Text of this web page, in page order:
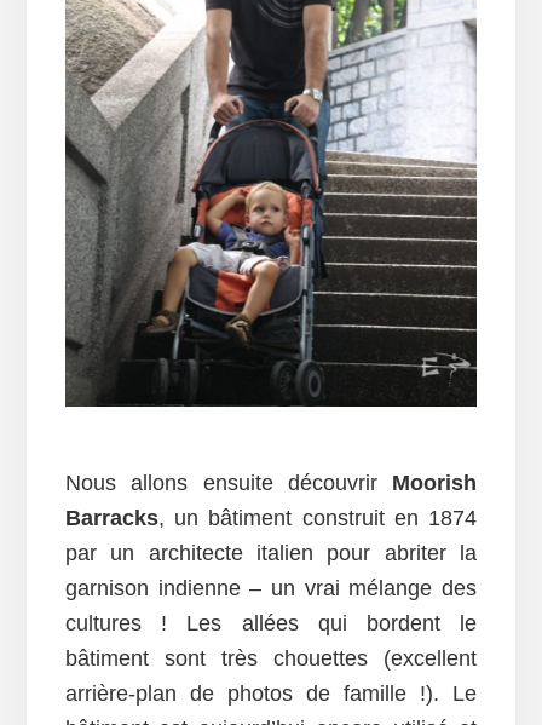
Nous allons ensuite découvrir Moorish
Barracks, un bâtiment construit en 1874
par un architecte italien pour abriter la
garnison indienne – un vrai mélange des
cultures ! Les allées qui bordent le
bâtiment sont très chouettes (excellent
arrière-plan de photos de famille !). Le